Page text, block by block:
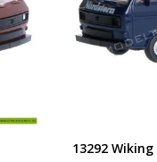
13292